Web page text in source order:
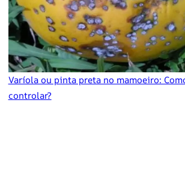
Varíola ou pinta preta no mamoeiro:
controlar?